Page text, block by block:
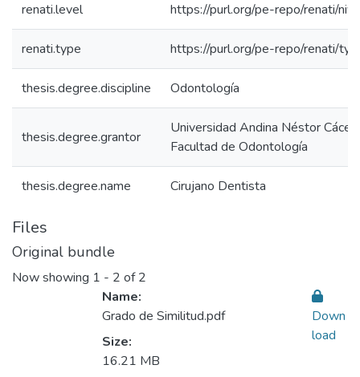
renati.level https://purl.org/pe-repo/renati/
renati.type https://purl.org/pe-repo/renati/
thesis.degree.discipline Odontología
thesis.degree.grantor
Universidad Andina Néstor
Facultad de Odontología
thesis.degree.name Cirujano Dentista
Files
Original bundle
Now showing 1 - 2 of 2
Name:
Grado de Similitud.pdf
Size:
16.21 MB
Down
load